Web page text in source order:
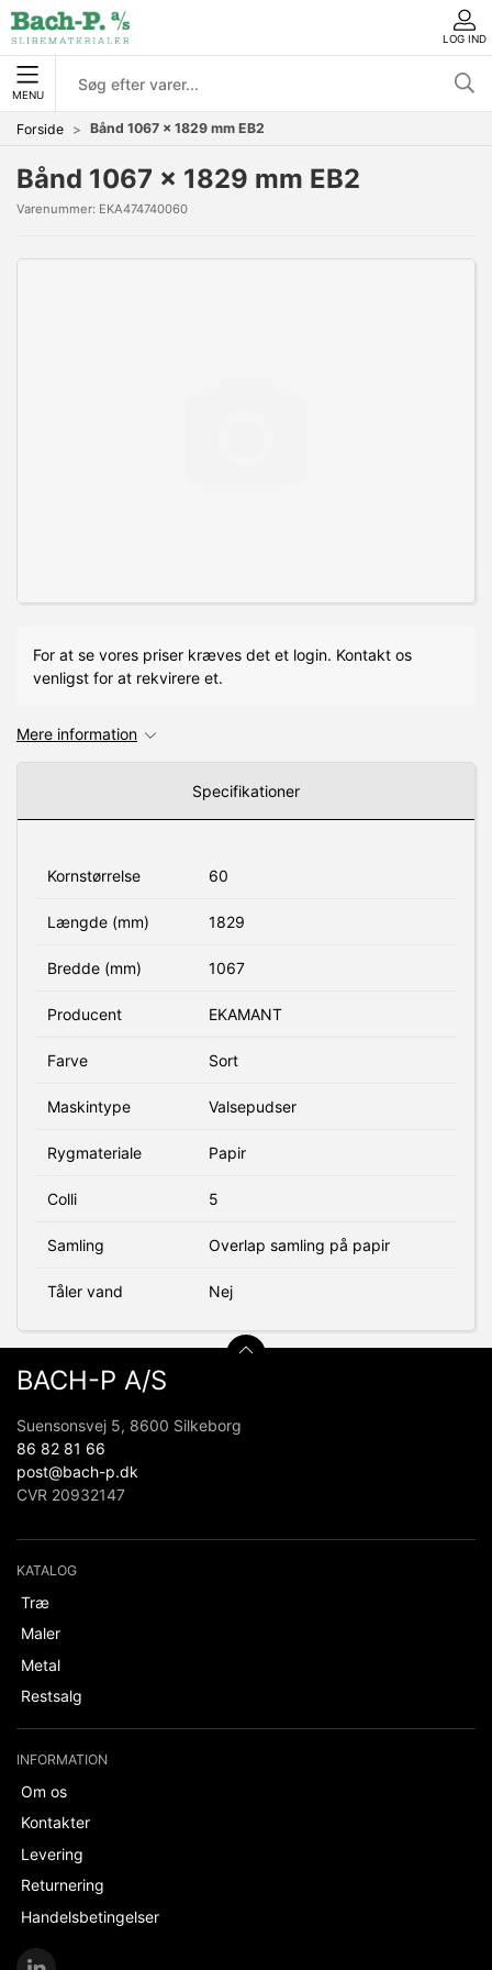
LOG IND
MENU
Forside Bånd 1067 x 1829 mm EB2
Bånd 1067 x 1829 mm EB2
Varenummer: EKA474740060
For at se vores priser kræves det et login. Kontakt os
venligst for at rekvirere et.
Mere information
Specifikationer
Kornstørrelse 60
Længde (mm) 1829
Bredde (mm) 1067
Producent EKAMANT
Farve Sort
Maskintype Valsepudser
Rygmateriale Papir
Colli 5
Samling Overlap samling på papir
Tåler vand Nej
BACH-P A/S
Suensonsvej 5, 8600 Silkeborg
86 82 81 66
post@bach-p.dk
CVR 20932147
KATALOG
Træ
Maler
Metal
Restsalg
INFORMATION
Om os
Kontakter
Levering
Returnering
Handelsbetingelser